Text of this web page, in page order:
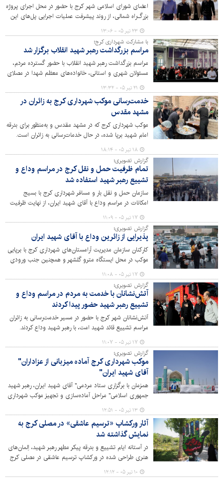
اعضای شورای اسلامی شهر کرج با حضور در محل اجرای پروژه
بزرگ‌راه شمالی، از روند پیشرفت عملیات اجرایی پل‌های این
پروژه بازدید کرده و در جریان آخرین اقدامات و برنامه‌های
اجرایی قرار گرفتند.
۲۳ تیر ۰۵ - ۱۳:۰۶
با مشارکت شهرداری کرج؛
مراسم بزرگداشت رهبر شهید انقلاب برگزار شد
مراسم بزرگداشت رهبر شهید انقلاب با حضور گسترده مردم،
مسئولان شهری و استانی، خانواده‌های معظم شهدا در مصلای
بزرگ امام خمینی(ره) برگزار شد.
۲۱ تیر ۰۵ - ۱۳:۳۲
خدمت‌رسانی موکب شهرداری کرج به زائران در
مشهد مقدس
موکب شهرداری کرج که در مشهد مقدس و به‌منظور برای بدرقه
امام شهید برپا شده، در حال خدمات‌رسانی به زائران است.
۱۸ تیر ۰۵ - ۱۸:۱۴
گزارش تصویری؛
تمام ظرفیت حمل و نقل کرج در مراسم وداع و
تشییع رهبر شهید استفاده شد
سازمان حمل و نقل بار و مسافر شهرداری کرج با بسیج
امکانات در مراسم وداع با آقای شهید ایران، از نهایت ظرفیت
حمل و نقل موجود در شهر کرج استفاده کرد.
۱۷ تیر ۰۵ - ۱۱:۰۹
گزارش تصویری؛
پذیرایی از زائرین وداع با آقای شهید ایران
کارکنان سازمان مدیریت آرامستان‌های شهرداری کرج با برپایی
موکب در محل ایستگاه مترو گلشهر و همچنین جنب ورودی
سازمان واقع در اتوبان کرج – قزوین و در مسیر برگشت از
زائرین وداع با آقای شهید ایران پذیرایی کردند.
۱۷ تیر ۰۵ - ۱۱:۰۸
گزارش تصویری؛
آتش‌نشانان با خدمت به مردم در مراسم وداع و
تشییع رهبر شهید حضور پیدا کردند
آتش‌نشانان شهر کرج با حضور در مسیر خدمت‌رسانی به زائران
مراسم تشییع قائد شهید امت، با رهبر شهید وداع کردند.
۱۷ تیر ۰۵ - ۱۱:۰۷
گزارش تصویری؛
موکب شهرداری کرج آماده میزبانی از عزاداران"
آقای شهید ایران"
همزمان با برگزاری ستاد مردمی" آقای شهید ایران، رهبر شهید
جمهوری اسلامی" مراحل آماده‌سازی و تجهیز موکب شهرداری
با ارائه خدمات فرهنگی و پذیرایی، میزبان عزاداران و شرکت
کنندگان در مراسم است. گزارش تصویری: پوریا ترابی
۱۳ تیر ۰۵ - ۱۲:۵۱
آثار ورکشاپ «ترسیم عاشقی» در مصلی کرج به
نمایش گذاشته شد
در آستانه ایام تشییع و بدرقه پیکر مطهر رهبر شهید، اِلمان‌های
هنری طراحی شده در ورکشاپ ترسیم عاشقی در مصلی کرج
در معرض دید عموم قرار گرفت.
۱۰ تیر ۰۵ - ۱۲:۱۲